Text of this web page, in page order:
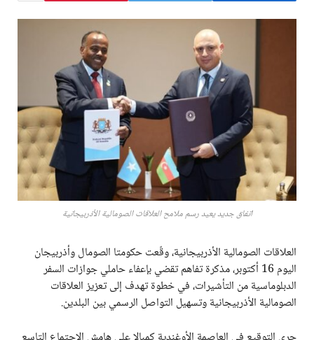
اتفاق جديد يعيد رسم ملامح العلاقات الصومالية الأذربيجانية
العلاقات الصومالية الأذربيجانية، وقّعت حكومتا الصومال وأذربيجان
اليوم 16 أكتوبر، مذكرة تفاهم تقضي بإعفاء حاملي جوازات السفر
الدبلوماسية من التأشيرات، في خطوة تهدف إلى تعزيز العلاقات
الصومالية الأذربيجانية وتسهيل التواصل الرسمي بين البلدين.